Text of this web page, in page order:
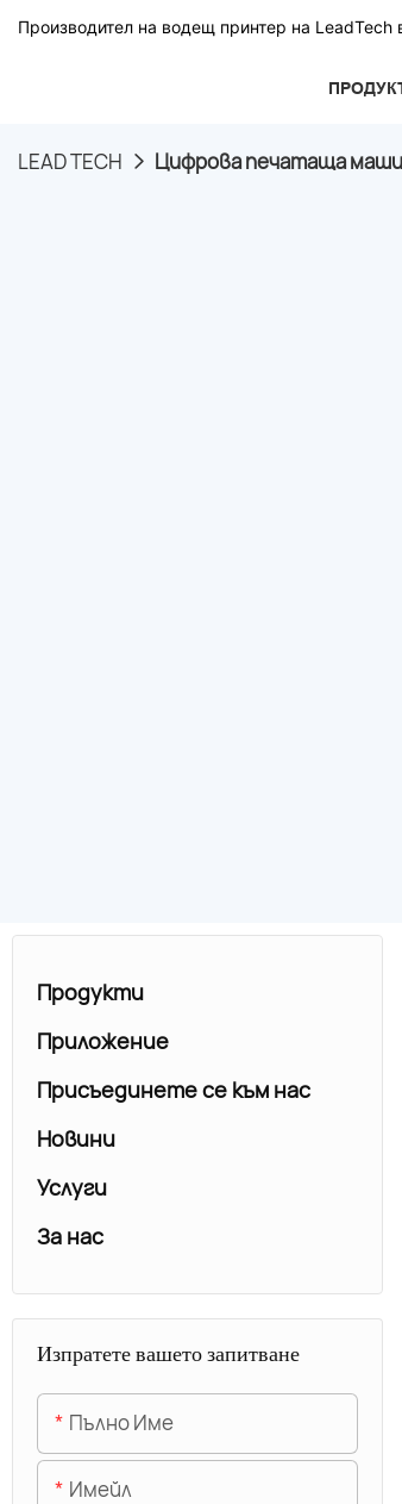
Производител на водещ принтер на LeadTech
LEAD TECH Цифрова печатаща
Продукти
Приложение
Присъединете се към нас
Новини
Услуги
За нас
Изпратете вашето запитване
Пълно Име
Имейл